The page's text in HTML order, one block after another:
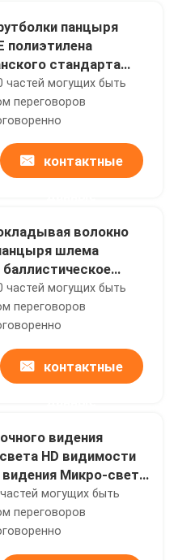
панцыря
полиэтилена
стандарта
баллистический
частей могущих быть
переговоров
контактные
волокно
шлема
баллистическое
частей могущих быть
переговоров
контактные
видения
HD видимости
видения Микро-света
частей могущих быть
переговоров